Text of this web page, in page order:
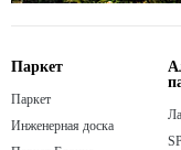
Паркет
Паркет
Инженерная доска